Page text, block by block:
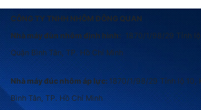
CÔNG TY TNHH NHÔM ĐÔNG QUAN
Nhà máy đùn nhôm định hình: 1870/1/98/29 Tỉnh lộ
Quận Bình Tân, TP. Hồ Chí Minh
Nhà máy đúc nhôm áp lực: 1870/1/98/29 Tỉnh lộ 10,
Bình Tân, TP. Hồ Chí Minh